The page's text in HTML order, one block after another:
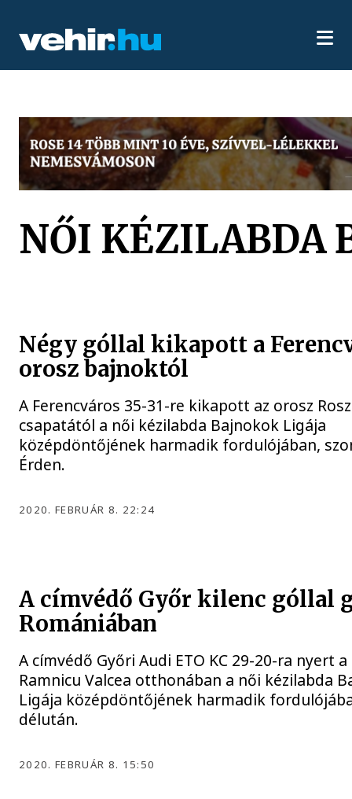
NŐI KÉZILABDA
Négy góllal kikapott a
orosz bajnoktól
A Ferencváros 35-31-re kikapott az orosz
csapatától a női kézilabda Bajnokok Ligája
középdöntőjének harmadik fordulójában,
Érden.
2020. FEBRUÁR 8. 22:24
A címvédő Győr kilenc góllal
Romániában
A címvédő Győri Audi ETO KC 29-20-ra nyert
Ramnicu Valcea otthonában a női kézilabda
Ligája középdöntőjének harmadik
délután.
2020. FEBRUÁR 8. 15:50